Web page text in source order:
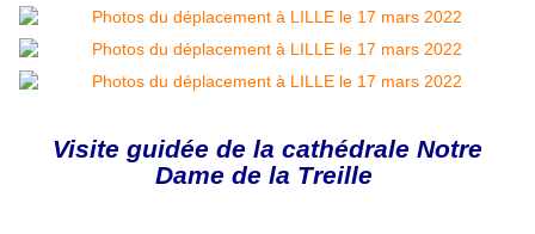
Visite guidée de la cathédrale Notre
Dame de la Treille